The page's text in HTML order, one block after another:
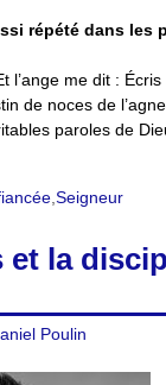
répété dans les
l’ange me dit :
de noces de
paroles de
, Seigneur
et la
Poulin